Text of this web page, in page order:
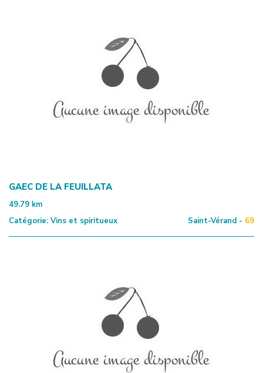
GAEC DE LA FEUILLATA
49.79 km
Catégorie: Vins et spiritueux Saint-Vérand - 69